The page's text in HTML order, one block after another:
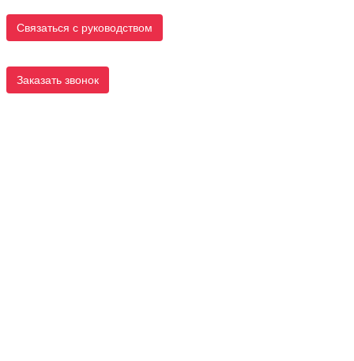
Связаться с руководством
Заказать звонок